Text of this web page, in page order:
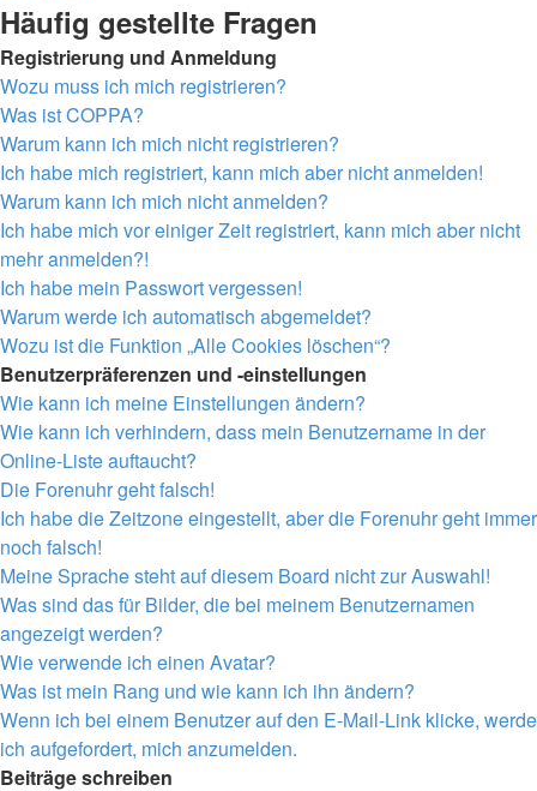
Häufig gestellte Fragen
Registrierung und Anmeldung
Wozu muss ich mich registrieren?
Was ist COPPA?
Warum kann ich mich nicht registrieren?
Ich habe mich registriert, kann mich aber nicht anmelden!
Warum kann ich mich nicht anmelden?
Ich habe mich vor einiger Zeit registriert, kann mich aber nicht
mehr anmelden?!
Ich habe mein Passwort vergessen!
Warum werde ich automatisch abgemeldet?
Wozu ist die Funktion „Alle Cookies löschen“?
Benutzerpräferenzen und -einstellungen
Wie kann ich meine Einstellungen ändern?
Wie kann ich verhindern, dass mein Benutzername in der
Online-Liste auftaucht?
Die Forenuhr geht falsch!
Ich habe die Zeitzone eingestellt, aber die Forenuhr geht immer
noch falsch!
Meine Sprache steht auf diesem Board nicht zur Auswahl!
Was sind das für Bilder, die bei meinem Benutzernamen
angezeigt werden?
Wie verwende ich einen Avatar?
Was ist mein Rang und wie kann ich ihn ändern?
Wenn ich bei einem Benutzer auf den E-Mail-Link klicke, werde
ich aufgefordert, mich anzumelden.
Beiträge schreiben